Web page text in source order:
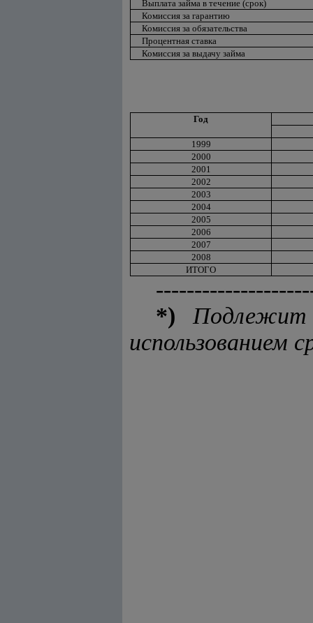
Выплата займа в течение (срок)
Комиссия за гарантию
Комиссия за обязательства
Процентная ставка
Комиссия за выдачу займа
Год
1999
2000
2001
2002
2003
2004
2005
2006
2007
2008
ИТОГО
*)
использованием